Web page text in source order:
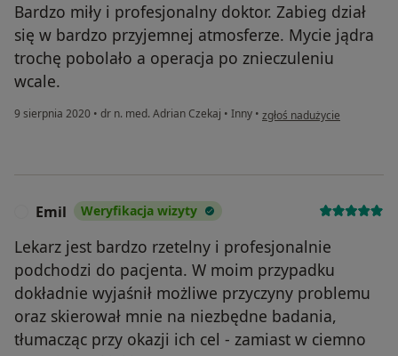
Bardzo miły i profesjonalny doktor. Zabieg dział
się w bardzo przyjemnej atmosferze. Mycie jądra
trochę pobolało a operacja po znieczuleniu
wcale.
9 sierpnia 2020 • dr n. med. Adrian Czekaj • Inny • w opinii użytkownika Konto
zgłoś nadużycie
Emil Weryfikacja wizyty
Lekarz jest bardzo rzetelny i profesjonalnie
podchodzi do pacjenta. W moim przypadku
dokładnie wyjaśnił możliwe przyczyny problemu
oraz skierował mnie na niezbędne badania,
tłumacząc przy okazji ich cel - zamiast w ciemno